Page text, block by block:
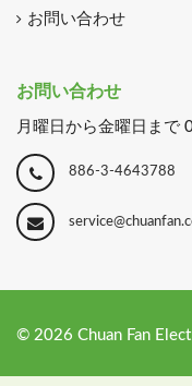
お問い合わせ
お問い合わせ
月曜日から金曜日まで
886-3-4643788
© 2026 Chuan Fan